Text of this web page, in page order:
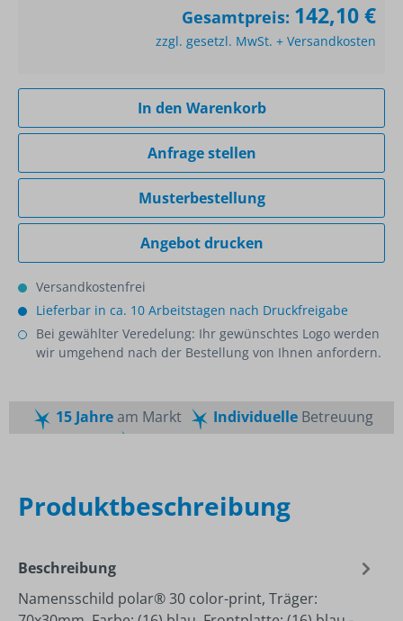
Gesamtpreis: 142,10 €
zzgl. gesetzl. MwSt. + Versandkosten
In den Warenkorb
Anfrage stellen
Musterbestellung
Angebot drucken
Versandkostenfrei
Lieferbar in ca. 10 Arbeitstagen nach Druckfreigabe
Bei gewählter Veredelung: Ihr gewünschtes Logo werden
wir umgehend nach der Bestellung von Ihnen anfordern.
15 Jahream Markt IndividuelleBetreuung
Produktbeschreibung
Beschreibung
Namensschild polar® 30 color-print, Träger: